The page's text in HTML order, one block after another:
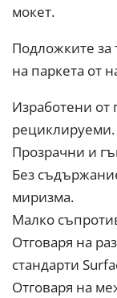
мокет.
Подложките за
на паркета от
Изработени от
рециклируеми.
Прoзрачни и
Без
миризма.
Малко
Отговaря на
стандaрти
Oтговаря на